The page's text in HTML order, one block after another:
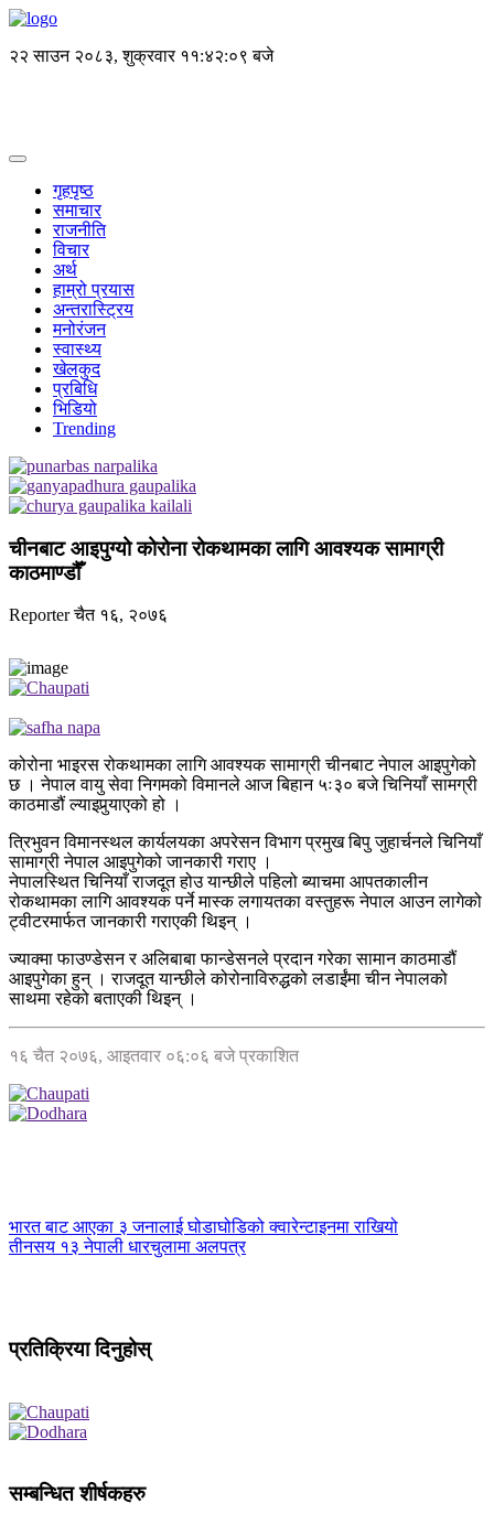
२२ साउन २०८३, शुक्रवार ११:४२:०९ बजे
गृहपृष्ठ
समाचार
राजनीति
विचार
अर्थ
हाम्रो प्रयास
अन्तरास्ट्रिय
मनोरंजन
स्वास्थ्य
खेलकुद
प्रबिधि
भिडियो
Trending
चीनबाट आइपुग्यो कोरोना रोकथामका लागि आवश्यक सामाग्री
काठमाण्डौँ
Reporterचैत १६, २०७६
कोरोना भाइरस रोकथामका लागि आवश्यक सामाग्री चीनबाट नेपाल आइपुगेको
छ । नेपाल वायु सेवा निगमको विमानले आज बिहान ५ः३० बजे चिनियाँ सामग्री
काठमाडौं ल्याइपुर्‍याएको हो ।
त्रिभुवन विमानस्थल कार्यलयका अपरेसन विभाग प्रमुख बिपु जुहार्चनले चिनियाँ
सामाग्री नेपाल आइपुगेको जानकारी गराए ।
नेपालस्थित चिनियाँ राजदूत होउ यान्छीले पहिलो ब्याचमा आपतकालीन
रोकथामका लागि आवश्यक पर्ने मास्क लगायतका वस्तुहरू नेपाल आउन लागेको
ट्वीटरमार्फत जानकारी गराएकी थिइन् ।
ज्याक्मा फाउण्डेसन र अलिबाबा फान्डेसनले प्रदान गरेका सामान काठमाडौं
आइपुगेका हुन् । राजदूत यान्छीले कोरोनाविरुद्धको लडाईंमा चीन नेपालको
साथमा रहेको बताएकी थिइन् ।
१६ चैत २०७६, आइतवार ०६:०६ बजे प्रकाशित
भारत बाट आएका ३ जनालाई घोडाघोडिको क्वारेन्टाइनमा राखियो
तीनसय १३ नेपाली धारचुलामा अलपत्र
प्रतिक्रिया दिनुहोस्
सम्बन्धित शीर्षकहरु